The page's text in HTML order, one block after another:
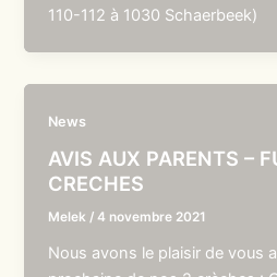
110-112 à 1030 Schaerbeek)
News
AVIS AUX PARENTS –
CRECHES
Melek /4 novembre 2021
Nous avons le plaisir de vous